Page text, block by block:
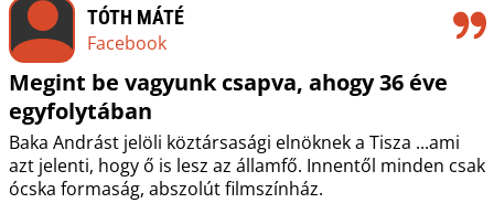
TÓTH MÁTÉ
Facebook
Megint be vagyunk csapva, ahogy 36 éve
egyfolytában
Baka Andrást jelöli köztársasági elnöknek a Tisza ...ami
azt jelenti, hogy ő is lesz az államfő. Innentől minden csak
ócska formaság, abszolút filmszínház.